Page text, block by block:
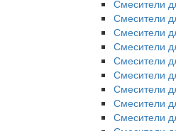
Смесители
Смесители
Смесители
Смесители
Смесители
Смесители
Смесители
Смесители
Смесители